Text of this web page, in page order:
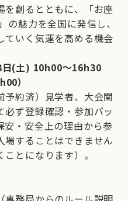
を創るとともに、「お座
魅力を全国に発信し、
ていく気運を高める機会
(土) 10h00～16h30
）
約済）見学者、大会関
ず登録確認・参加バッ
安・安全上の理由から参
することはできません
ことになります）。